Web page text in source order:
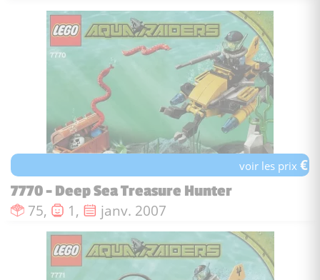
voir les prix€
7770 - Deep Sea Treasure Hunter
Nombre de pièces :
75, Nombre de figurines :
1, Date de sortie :
janv. 2007